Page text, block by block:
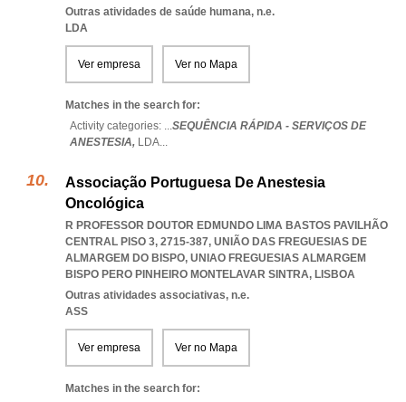
Outras atividades de saúde humana, n.e.
LDA
Ver empresa Ver no Mapa
Matches in the search for:
Activity categories: ...SEQUÊNCIA RÁPIDA - SERVIÇOS DE
ANESTESIA, LDA...
Associação Portuguesa De Anestesia
Oncológica
R PROFESSOR DOUTOR EDMUNDO LIMA BASTOS PAVILHÃO
CENTRAL PISO 3, 2715-387, UNIÃO DAS FREGUESIAS DE
ALMARGEM DO BISPO, UNIAO FREGUESIAS ALMARGEM
BISPO PERO PINHEIRO MONTELAVAR SINTRA, LISBOA
Outras atividades associativas, n.e.
ASS
Ver empresa Ver no Mapa
Matches in the search for: